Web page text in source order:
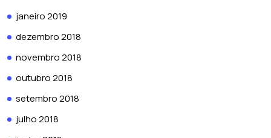
janeiro 2019
dezembro 2018
novembro 2018
outubro 2018
setembro 2018
julho 2018